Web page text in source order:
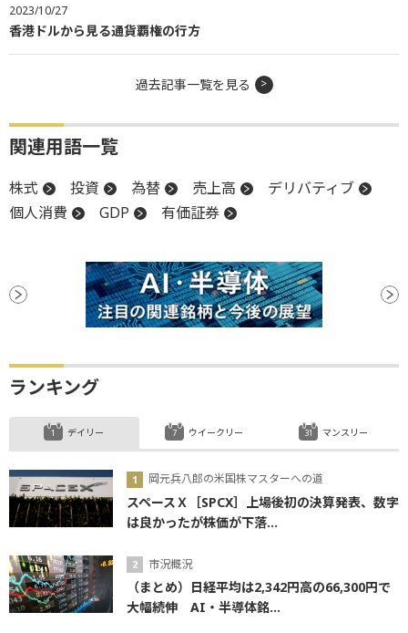
2023/10/27
香港ドルから見る通貨覇権の行方
過去記事一覧を見る
関連用語一覧
株式 投資 為替 売上高
デリバティブ
個人消費
GDP 有価証券
ランキング
デイリー
岡元兵八郎の米国株マスターへの道
スペースＸ［SPCX］上場後初の決算発表、数字
は良かったが株価が下落...
市況概況
（まとめ）日経平均は2,342円高の66,300円で
大幅続伸 AI・半導体銘...
ウイークリー マンスリー